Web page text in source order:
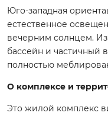
Юго-западная
естественное
вечерним солнцем.
бассейн и частичный
полностью
О комплексе и
Это жилой комплекс